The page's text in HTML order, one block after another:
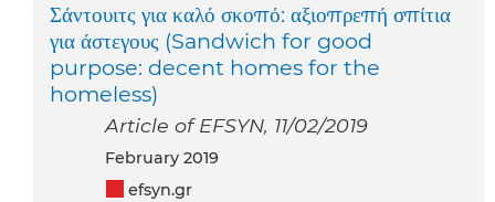
Σάντουιτς για καλό σκοπό: αξιοπρεπή σπίτια
για άστεγους (Sandwich for good
purpose: decent homes for the
homeless)
Article of EFSYN, 11/02/2019
February 2019
efsyn.gr